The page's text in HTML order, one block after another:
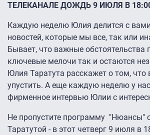
ТЕЛЕКАНАЛЕ ДОЖДЬ 9 ИЮЛЯ В
Каждую неделю Юлия делится с
новостей, которые мы все, так или
Бывает, что важные обстоятельства
ключевые мелочи так и остаются
Юлия Таратута расскажет о том, что
упустить. А еще каждую неделю у
фирменное интервью Юлии с
Не пропустите программу "Нюансы"
Таратутой - в этот четверг 9 июля в